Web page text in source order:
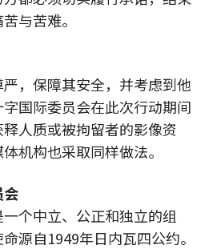
与苦难。
，保障其安全，并考虑到他
国际委员会在此次行动期间
人质或被拘留者的影像资
机构也采取同样做法。
会
个中立、公正和独立的组
源自1949年日内瓦四公约。